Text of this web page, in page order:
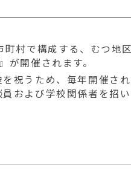
村で構成する、むつ地
が開催されます。
祝うため、毎年開催さ
および学校関係者を招い